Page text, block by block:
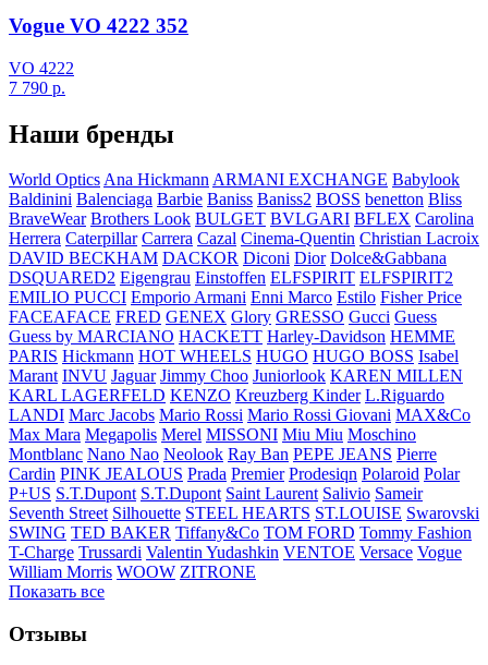
Vogue VO 4222 352
VO 4222
7 790 р.
Наши бренды
World OpticsAna HickmannARMANI EXCHANGE Babylook
Baldinini Balenciaga Barbie Baniss Baniss2 BOSS benetton Bliss
BraveWear Brothers Look BULGET BVLGARI BFLEX Carolina
Herrera Caterpillar Carrera Cazal Cinema-Quentin Christian Lacroix
DAVID BECKHAM DACKOR Diconi Dior Dolce&Gabbana
DSQUARED2 Eigengrau Einstoffen ELFSPIRIT ELFSPIRIT2
EMILIO PUCCI Emporio Armani Enni Marco Estilo Fisher Price
FACEAFACE FRED GENEX Glory GRESSO Gucci Guess
Guess by MARCIANO HACKETT Harley-Davidson HEMME
PARIS Hickmann HOT WHEELS HUGO HUGO BOSS Isabel
Marant INVU Jaguar Jimmy Choo Juniorlook KAREN MILLEN
KARL LAGERFELD KENZO Kreuzberg Kinder L.Riguardo
LANDI Marc Jacobs Mario Rossi Mario Rossi Giovani MAX&Co
Max Mara Megapolis Merel MISSONI Miu Miu Moschino
Montblanc Nano Nao Neolook Ray Ban PEPE JEANS Pierre
Cardin PINK JEALOUS Prada Premier Prodesiqn Polaroid Polar
P+US S.T.Dupont S.T.Dupont Saint Laurent Salivio Sameir
Seventh Street Silhouette STEEL HEARTS ST.LOUISE Swarovski
SWING TED BAKER Tiffany&Co TOM FORD Tommy Fashion
T-Charge Trussardi Valentin Yudashkin VENTOE Versace Vogue
William Morris WOOW ZITRONE
Показать все
Отзывы